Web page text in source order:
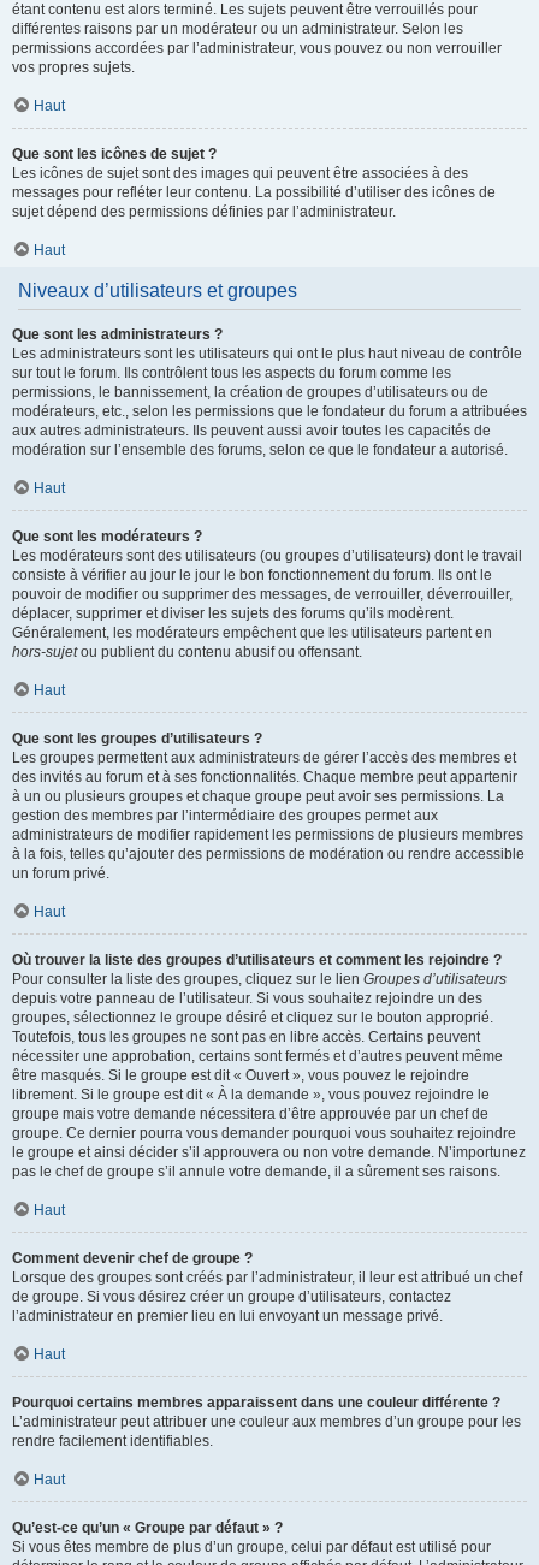
étant contenu est alors terminé. Les sujets peuvent être verrouillés pour
différentes raisons par un modérateur ou un administrateur. Selon les
permissions accordées par l’administrateur, vous pouvez ou non verrouiller
vos propres sujets.
Haut
Que sont les icônes de sujet ?
Les icônes de sujet sont des images qui peuvent être associées à des
messages pour refléter leur contenu. La possibilité d’utiliser des icônes de
sujet dépend des permissions définies par l’administrateur.
Haut
Niveaux d’utilisateurs et groupes
Que sont les administrateurs ?
Les administrateurs sont les utilisateurs qui ont le plus haut niveau de contrôle
sur tout le forum. Ils contrôlent tous les aspects du forum comme les
permissions, le bannissement, la création de groupes d’utilisateurs ou de
modérateurs, etc., selon les permissions que le fondateur du forum a attribuées
aux autres administrateurs. Ils peuvent aussi avoir toutes les capacités de
modération sur l’ensemble des forums, selon ce que le fondateur a autorisé.
Haut
Que sont les modérateurs ?
Les modérateurs sont des utilisateurs (ou groupes d’utilisateurs) dont le travail
consiste à vérifier au jour le jour le bon fonctionnement du forum. Ils ont le
pouvoir de modifier ou supprimer des messages, de verrouiller, déverrouiller,
déplacer, supprimer et diviser les sujets des forums qu’ils modèrent.
Généralement, les modérateurs empêchent que les utilisateurs partent en
hors-sujetou publient du contenu abusif ou offensant.
Haut
Que sont les groupes d’utilisateurs ?
Les groupes permettent aux administrateurs de gérer l’accès des membres et
des invités au forum et à ses fonctionnalités. Chaque membre peut appartenir
à un ou plusieurs groupes et chaque groupe peut avoir ses permissions. La
gestion des membres par l’intermédiaire des groupes permet aux
administrateurs de modifier rapidement les permissions de plusieurs membres
à la fois, telles qu’ajouter des permissions de modération ou rendre accessible
un forum privé.
Haut
Où trouver la liste des groupes d’utilisateurs et comment les rejoindre ?
Pour consulter la liste des groupes, cliquez sur le lien Groupes d’utilisateurs
depuis votre panneau de l’utilisateur. Si vous souhaitez rejoindre un des
groupes, sélectionnez le groupe désiré et cliquez sur le bouton approprié.
Toutefois, tous les groupes ne sont pas en libre accès. Certains peuvent
nécessiter une approbation, certains sont fermés et d’autres peuvent même
être masqués. Si le groupe est dit « Ouvert », vous pouvez le rejoindre
librement. Si le groupe est dit « À la demande », vous pouvez rejoindre le
groupe mais votre demande nécessitera d’être approuvée par un chef de
groupe. Ce dernier pourra vous demander pourquoi vous souhaitez rejoindre
le groupe et ainsi décider s’il approuvera ou non votre demande. N’importunez
pas le chef de groupe s’il annule votre demande, il a sûrement ses raisons.
Haut
Comment devenir chef de groupe ?
Lorsque des groupes sont créés par l’administrateur, il leur est attribué un chef
de groupe. Si vous désirez créer un groupe d’utilisateurs, contactez
l’administrateur en premier lieu en lui envoyant un message privé.
Haut
Pourquoi certains membres apparaissent dans une couleur différente ?
L’administrateur peut attribuer une couleur aux membres d’un groupe pour les
rendre facilement identifiables.
Haut
Qu’est-ce qu’un « Groupe par défaut » ?
Si vous êtes membre de plus d’un groupe, celui par défaut est utilisé pour